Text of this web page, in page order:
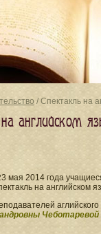
/ Спектакль на
английском
мая 2014 года
на английском
Чеботаревой